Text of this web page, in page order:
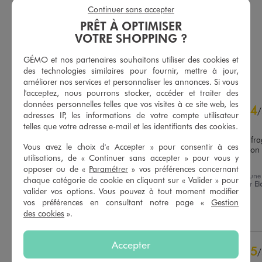
AJOUTERAU PANIER
-50% sur le 2ème produit d'été
5/5 de moyenne
AJOUTERAU PANIER
4.4/5
Basé sur7 avis soumis à un
contrôle
Voir tous les avis sur ce site
5étoiles
3
0
4/
Avis vérifié et récompensé
Belles chaussures. Un peu
sur le devant pour un garçon
actif.
Avis du 04/06/2026
, suite à une
expérience du09/05/2026 par
A.
5/
PRÊT À OPTIMISER
VOTRE SHOPPING ?
GÉMO et nos partenaires souhaitons utiliser des cookies et
des technologies similaires pour fournir, mettre à jour,
améliorer nos services et personnaliser les annonces. Si vous
l'acceptez, nous pourrons stocker, accéder et traiter des
données personnelles telles que vos visites à ce site web, les
adresses IP, les informations de votre compte utilisateur
telles que votre adresse e-mail et les identifiants des cookies.
Vous avez le choix d'« Accepter » pour consentir à ces
utilisations, de « Continuer sans accepter » pour vous y
opposer ou de « Paramétrer » vos préférences concernant
chaque catégorie de cookie en cliquant sur « Valider » pour
valider vos options. Vous pouvez à tout moment modifier
vos préférences en consultant notre page « Gestion
des cookies ».
Accepter
Continuer sans accepter